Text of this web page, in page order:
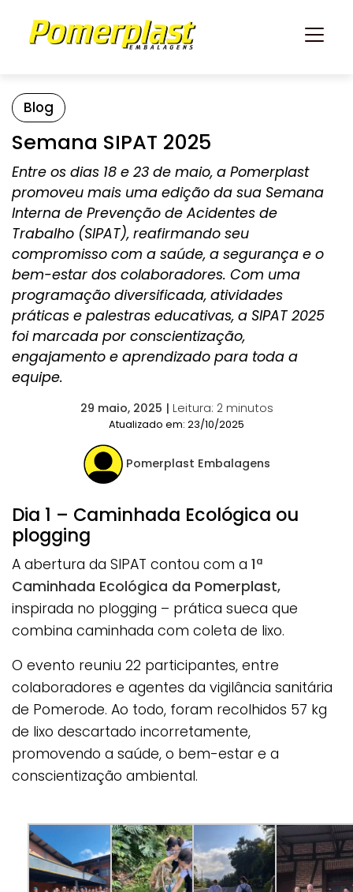
Blog
Semana SIPAT 2025
Entre os dias 18 e 23 de maio, a Pomerplast
promoveu mais uma edição da sua Semana
Interna de Prevenção de Acidentes de
Trabalho (SIPAT), reafirmando seu
compromisso com a saúde, a segurança e o
bem-estar dos colaboradores. Com uma
programação diversificada, atividades
práticas e palestras educativas, a SIPAT 2025
foi marcada por conscientização,
engajamento e aprendizado para toda a
equipe.
Pomerplast Embalagens
29 maio, 2025 | Leitura: 2 minutos
Atualizado em: 23/10/2025
Dia 1 – Caminhada Ecológica ou
plogging
A abertura da SIPAT contou com a 1ª
Caminhada Ecológica da Pomerplast,
inspirada no plogging – prática sueca que
combina caminhada com coleta de lixo.
O evento reuniu 22 participantes, entre
colaboradores e agentes da vigilância sanitária
de Pomerode. Ao todo, foram recolhidos 57 kg
de lixo descartado incorretamente,
promovendo a saúde, o bem-estar e a
conscientização ambiental.